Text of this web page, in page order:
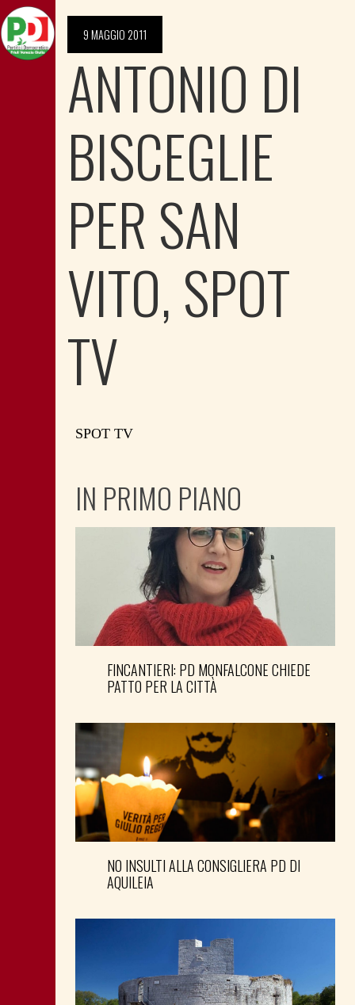
9 MAGGIO 2011
ANTONIO DI
BISCEGLIE
PER SAN
VITO, SPOT
TV
SPOT TV
IN PRIMO PIANO
FINCANTIERI: PD MONFALCONE CHIEDE
PATTO PER LA CITTÀ
NO INSULTI ALLA CONSIGLIERA PD DI
AQUILEIA